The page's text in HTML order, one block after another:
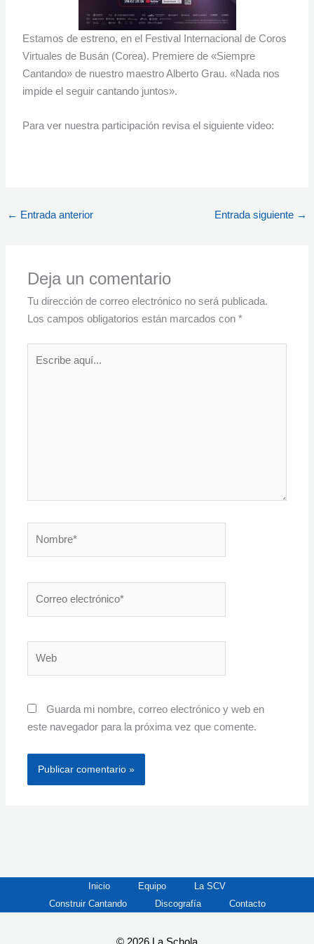
Estamos de estreno, en el Festival Internacional de Coros
Virtuales de Busán (Corea). Premiere de «Siempre
Cantando» de nuestro maestro Alberto Grau. «Nada nos
impide el seguir cantando juntos».
Para ver nuestra participación revisa el siguiente video:
← Entrada anterior Entrada siguiente →
Deja un comentario
Tu dirección de correo electrónico no será publicada.
Los campos obligatorios están marcados con*
Guarda mi nombre, correo electrónico y web en
este navegador para la próxima vez que comente.
Inicio Equipo
La SCV
Construir Cantando
Discografía Contacto